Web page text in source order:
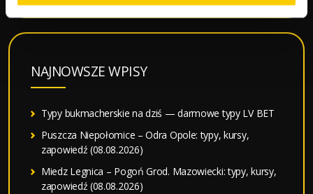
NAJNOWSZE WPISY
Typy bukmacherskie na dziś — darmowe typy LV BET
Puszcza Niepołomice – Odra Opole: typy, kursy,
zapowiedź (08.08.2026)
Miedz Legnica – Pogoń Grod. Mazowiecki: typy, kursy,
zapowiedź (08.08.2026)